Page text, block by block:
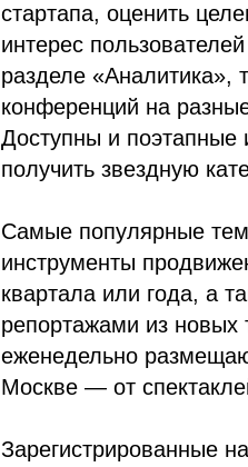
стартапа, оценить
интерес
разделе «Аналитика»,
конференций на
Доступны и поэтапные
получить звездную
Самые популярные
инструменты
квартала или года, а
репортажами из новых
еженедельно
Москве — от
Зарегистрированные